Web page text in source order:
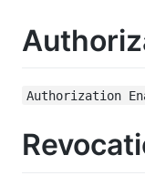
Authorization